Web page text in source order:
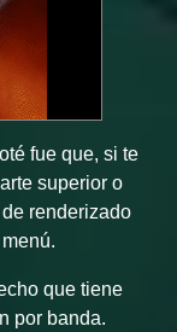
fue que, si te
superior o
renderizado
que tiene
por banda.